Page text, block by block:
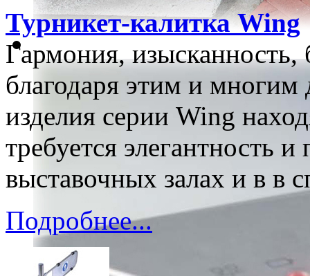
Турникет-калитка Wing
Гармония, изысканность,
благодаря этим и многим
изделия серии Wing
требуется элегантность
выставочных залах и в в
Подробнее...